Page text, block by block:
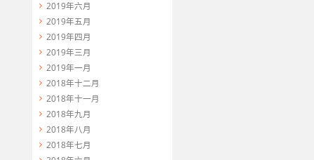
2019年六月
2019年五月
2019年四月
2019年三月
2019年一月
2018年十二月
2018年十一月
2018年九月
2018年八月
2018年七月